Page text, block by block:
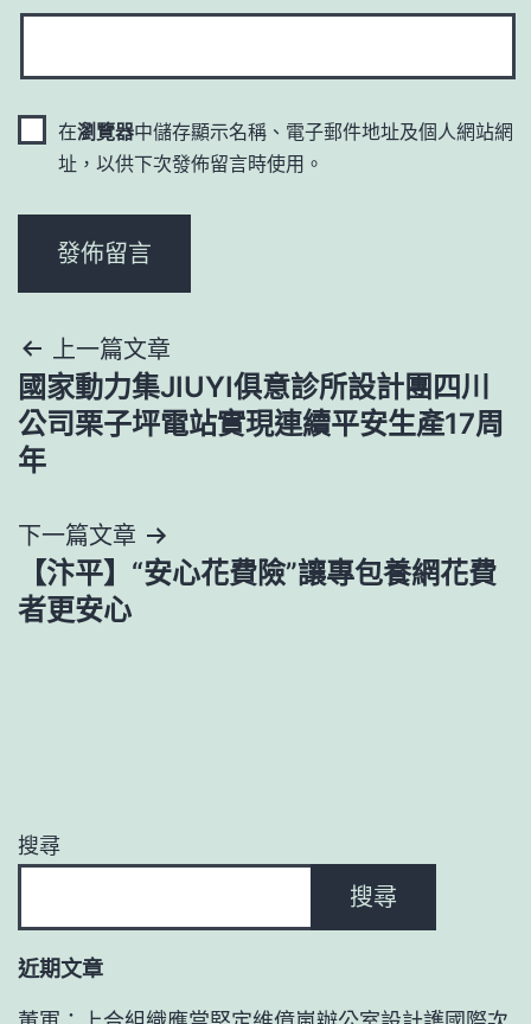
在瀏覽器中儲存顯示名稱、電子郵件地址及個人網站網
址，以供下次發佈留言時使用。
文
章
導
覽
上一篇文章
國家動力集JIUYI俱意診所設計團四川
公司栗子坪電站實現連續平安生產17周
年
下一篇文章
【汴平】“安心花費險”讓專包養網花費
者更安心
搜尋
搜尋
近期文章